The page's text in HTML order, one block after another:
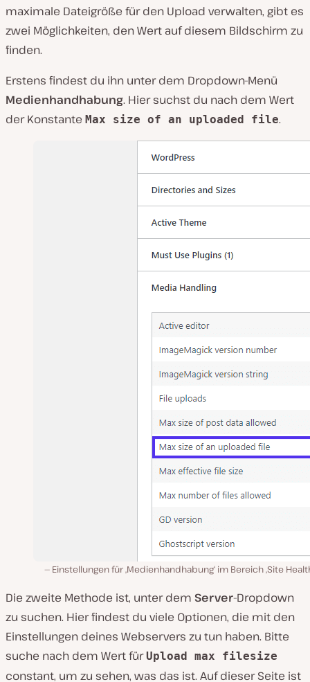
maximale Dateigröße für den Upload verwalten, gibt es
zwei Möglichkeiten, den Wert auf diesem Bildschirm zu
finden.
Erstens findest du ihn unter dem Dropdown-Menü
Medienhandhabung. Hier suchst du nach dem Wert
der Konstante Max size of an uploaded file.
Einstellungen für ‚Medienhandhabung‘ im Bereich ‚Site
Die zweite Methode ist, unter dem Server-Dropdown
zu suchen. Hier findest du viele Optionen, die mit den
Einstellungen deines Webservers zu tun haben. Bitte
suche nach dem Wert fürUpload max filesize
constant, um zu sehen, was das ist. Auf dieser Seite ist